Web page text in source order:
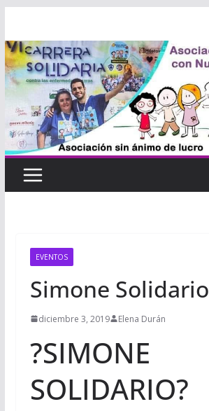
contenido
EVENTOS
Simone Solidario
diciembre 3, 2019 Elena Durán
?SIMONE
SOLIDARIO?